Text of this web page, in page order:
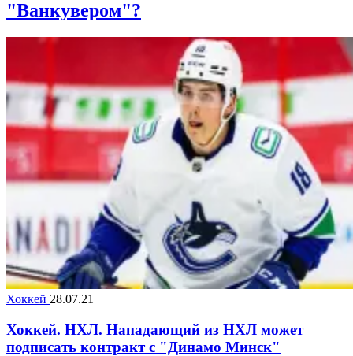
"Ванкувером"?
Хоккей 28.07.21
Хоккей. НХЛ. Нападающий из НХЛ может
подписать контракт с "Динамо Минск"